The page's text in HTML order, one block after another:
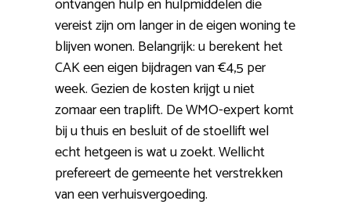
ontvangen hulp en hulpmiddelen die
vereist zijn om langer in de eigen woning te
blijven wonen. Belangrijk: u berekent het
CAK een eigen bijdragen van €4,5 per
week. Gezien de kosten krijgt u niet
zomaar een traplift. De WMO-expert komt
bij u thuis en besluit of de stoellift wel
echt hetgeen is wat u zoekt. Wellicht
prefereert de gemeente het verstrekken
van een verhuisvergoeding.